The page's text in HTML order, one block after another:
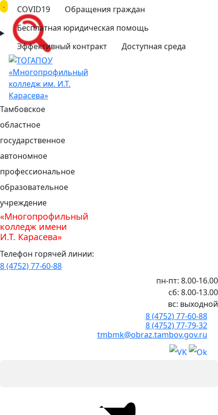
COVID19
Обращения граждан
Бесплатная юридическая помощь
Эффективный контракт
Доступная среда
Тамбовское
областное
государственное
автономное
профессиональное
образовательное
учреждение
«Многопрофильный
колледж имени
И.Т. Карасева»
Телефон горячей линии:
8 (4752) 77-60-88
пн-пт: 8.00-16.00
сб: 8.00-13.00
вс: выходной
8 (4752) 77-60-88
8 (4752) 77-79-32
tmbmk@obraz.tambov.gov.ru